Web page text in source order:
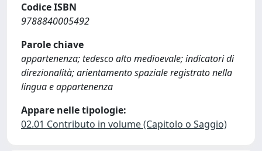
Codice ISBN
9788840005492
Parole chiave
appartenenza; tedesco alto medioevale; indicatori di
direzionalità; arientamento spaziale registrato nella
lingua e appartenenza
Appare nelle tipologie:
02.01 Contributo in volume (Capitolo o Saggio)